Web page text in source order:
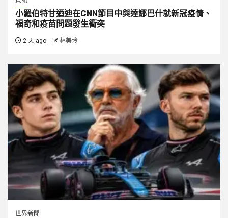
小羅伯特甘迺迪在CNN節目中與達娜巴什就新冠疫情、
福奇和疫苗問題發生衝突
2 天 ago 林美玲
世界新聞